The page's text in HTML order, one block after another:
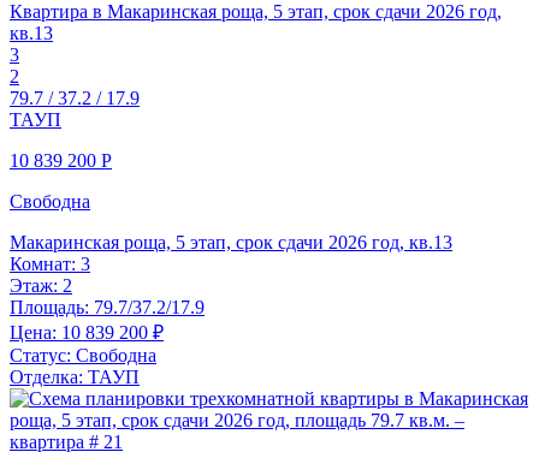
Квартира в Макаринская роща, 5 этап, срок сдачи 2026 год,
кв.13
3
2
79.7 / 37.2 / 17.9
ТАУП
10 839 200 Р
Свободна
Макаринская роща, 5 этап, срок сдачи 2026 год, кв.13
Комнат: 3
Этаж: 2
Площадь: 79.7/37.2/17.9
Цена: 10 839 200 ₽
Статус: Свободна
Отделка: ТАУП